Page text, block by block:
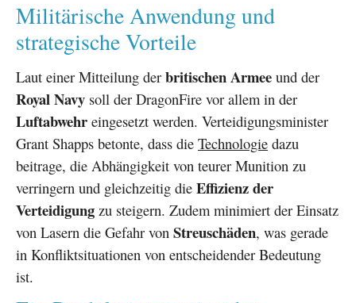
Militärische Anwendung und
strategische Vorteile
Laut einer Mitteilung der britischen Armee und der
Royal Navy soll der DragonFire vor allem in der
Luftabwehr eingesetzt werden. Verteidigungsminister
Grant Shapps betonte, dass die Technologie dazu
beitrage, die Abhängigkeit von teurer Munition zu
verringern und gleichzeitig die Effizienz der
Verteidigung zu steigern. Zudem minimiert der Einsatz
von Lasern die Gefahr von Streuschäden, was gerade
in Konfliktsituationen von entscheidender Bedeutung
ist.